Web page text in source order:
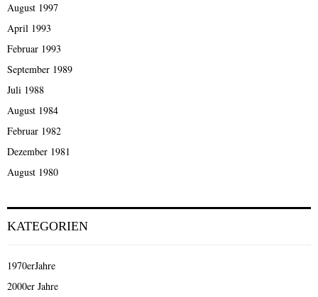
August 1997
April 1993
Februar 1993
September 1989
Juli 1988
August 1984
Februar 1982
Dezember 1981
August 1980
KATEGORIEN
1970erJahre
2000er Jahre